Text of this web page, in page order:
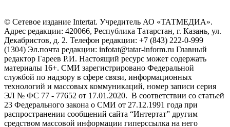
© Сетевое издание Intertat. Учредитель АО «ТАТМЕДИА».
Адрес редакции: 420066, Республика Татарстан, г. Казань, ул.
Декабристов, д. 2. Телефон редакции: +7 (843) 222-0-999
(1304) Эл.почта редакции: infotat@tatar-inform.ru Главный
редактор Гареев Р.И. Настоящий ресурс может содержать
материалы 16+. СМИ зарегистрировано Федеральной
службой по надзору в сфере связи, информационных
технологий и массовых коммуникаций, номер записи серия
ЭЛ № ФС 77 - 77652 от 17.01.2020. В соответствии со статьей
23 Федерального закона о СМИ от 27.12.1991 года при
распространении сообщений сайта “Интертат” другим
средством массовой информации гиперссылка на него